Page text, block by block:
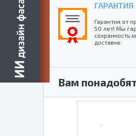
ГАРАНТИЯ
Гарантия от
50 лет! Мы
сохранность
доставке.
Вам